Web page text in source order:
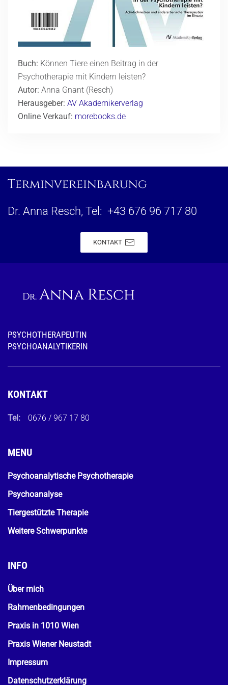
Buch: Können Tiere einen Beitrag in der
Psychotherapie mit Kindern leisten?
Autor: Anna Gnant (Resch)
Herausgeber: AV Akademikerverlag
Online Verkauf: morebooks.de
Terminvereinbarung
Dr. Anna Resch, Tel: +43 676 96 717 80
KONTAKT
PSYCHOTHERAPEUTIN
PSYCHOANALYTIKERIN
KONTAKT
Tel: 0676 / 967 17 80
MENU
Psychoanalytische Psychotherapie
Psychoanalyse
Tiergestützte Therapie
Weitere Schwerpunkte
INFO
Über mich
Rahmenbedingungen
Praxis in 1010 Wien
Praxis Wiener Neustadt
Impressum
Datenschutzerklärung